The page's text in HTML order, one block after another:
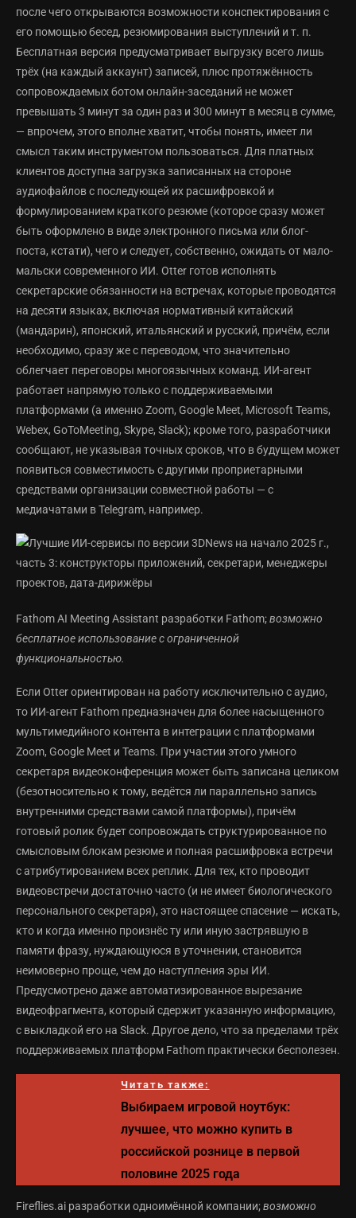
после чего открываются возможности конспектирования с
его помощью бесед, резюмирования выступлений и т. п.
Бесплатная версия предусматривает выгрузку всего лишь
трёх (на каждый аккаунт) записей, плюс протяжённость
сопровождаемых ботом онлайн-заседаний не может
превышать 3 минут за один раз и 300 минут в месяц в сумме,
— впрочем, этого вполне хватит, чтобы понять, имеет ли
смысл таким инструментом пользоваться. Для платных
клиентов доступна загрузка записанных на стороне
аудиофайлов с последующей их расшифровкой и
формулированием краткого резюме (которое сразу может
быть оформлено в виде электронного письма или блог-
поста, кстати), чего и следует, собственно, ожидать от мало-
мальски современного ИИ. Otter готов исполнять
секретарские обязанности на встречах, которые проводятся
на десяти языках, включая нормативный китайский
(мандарин), японский, итальянский и русский, причём, если
необходимо, сразу же с переводом, что значительно
облегчает переговоры многоязычных команд. ИИ-агент
работает напрямую только с поддерживаемыми
платформами (а именно Zoom, Google Meet, Microsoft Teams,
Webex, GoToMeeting, Skype, Slack); кроме того, разработчики
сообщают, не указывая точных сроков, что в будущем может
появиться совместимость с другими проприетарными
средствами организации совместной работы — с
медиачатами в Telegram, например.
Fathom AI Meeting Assistant разработки Fathom;возможно
бесплатное использование с ограниченной
функциональностью.
Если Otter ориентирован на работу исключительно с аудио,
то ИИ-агент Fathom предназначен для более насыщенного
мультимедийного контента в интеграции с платформами
Zoom, Google Meet и Teams. При участии этого умного
секретаря видеоконференция может быть записана целиком
(безотносительно к тому, ведётся ли параллельно запись
внутренними средствами самой платформы), причём
готовый ролик будет сопровождать структурированное по
смысловым блокам резюме и полная расшифровка встречи
с атрибутированием всех реплик. Для тех, кто проводит
видеовстречи достаточно часто (и не имеет биологического
персонального секретаря), это настоящее спасение — искать,
кто и когда именно произнёс ту или иную застрявшую в
памяти фразу, нуждающуюся в уточнении, становится
неимоверно проще, чем до наступления эры ИИ.
Предусмотрено даже автоматизированное вырезание
видеофрагмента, который сдержит указанную информацию,
с выкладкой его на Slack. Другое дело, что за пределами трёх
поддерживаемых платформ Fathom практически бесполезен.
Читать также:
Выбираем игровой ноутбук:
лучшее, что можно купить в
российской рознице в первой
половине 2025 года
Fireflies.ai разработки одноимённой компании;возможно